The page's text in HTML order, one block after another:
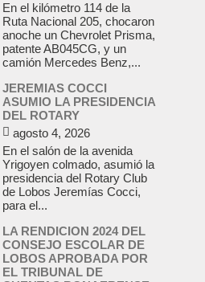
En el kilómetro 114 de la
Ruta Nacional 205, chocaron
anoche un Chevrolet Prisma,
patente AB045CG, y un
camión Mercedes Benz,...
JEREMIAS COCCI
ASUMIO LA PRESIDENCIA
DEL ROTARY
agosto 4, 2026
En el salón de la avenida
Yrigoyen colmado, asumió la
presidencia del Rotary Club
de Lobos Jeremías Cocci,
para el...
LA RENDICION 2024 DEL
CONSEJO ESCOLAR DE
LOBOS APROBADA POR
EL TRIBUNAL DE